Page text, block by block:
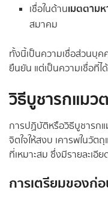
เชื่อในด้านเมตตาม
สมาคม
ทั้งนี้เป็นความเชื่อส่วนบุค
ยืนยัน แต่เป็นความเชื่อที่
วิธีบูชารกแมว
การปฏิบัติหรือวิธีบูชารกแ
จิตใจให้สงบ เคารพในวัต
ที่เหมาะสม ซึ่งมีรายละเอี
การเตรียมของก่